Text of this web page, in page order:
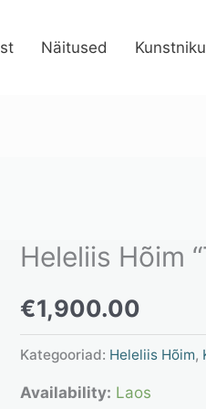
Näitused
Heleliis Hõim
€1,900.00
Kategooriad: Heleliis Hõim,
Availability: Laos
Heleliis
“Tirtsude
elu”
kogus